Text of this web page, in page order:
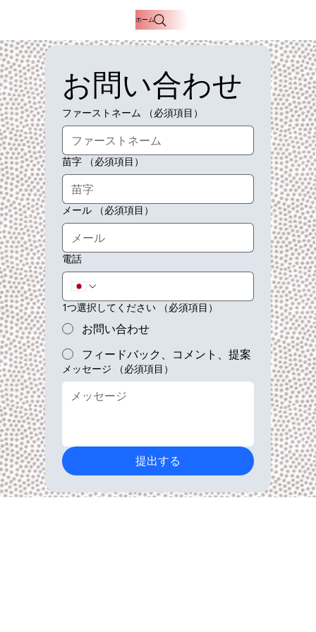
ホーム
お問い合わせ
ファーストネーム （必須項目）
苗字 （必須項目）
メール （必須項目）
電話
1つ選択してください （必須項目）
お問い合わせ
フィードバック、コメント、提案
メッセージ （必須項目）
提出する